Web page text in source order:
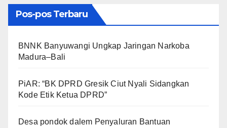
Pos-pos Terbaru
BNNK Banyuwangi Ungkap Jaringan Narkoba
Madura–Bali
PiAR: “BK DPRD Gresik Ciut Nyali Sidangkan
Kode Etik Ketua DPRD”
Desa pondok dalem Penyaluran Bantuan